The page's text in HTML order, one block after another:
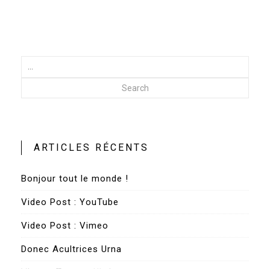
Search
ARTICLES RÉCENTS
Bonjour tout le monde !
Video Post : YouTube
Video Post : Vimeo
Donec Acultrices Urna